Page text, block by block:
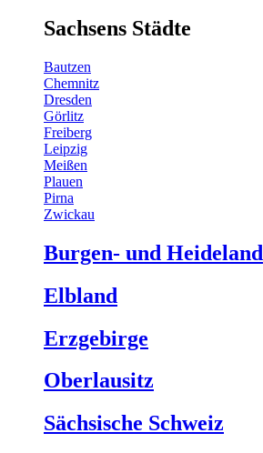
Sachsens Städte
Bautzen
Chemnitz
Dresden
Görlitz
Freiberg
Leipzig
Meißen
Plauen
Pirna
Zwickau
Burgen- und Heideland
Elbland
Erzgebirge
Oberlausitz
Sächsische Schweiz